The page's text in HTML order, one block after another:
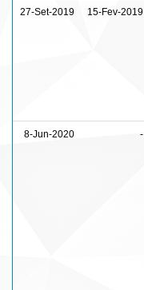
27-Set-2019 15-Fev-2019
8-Jun-2020 -